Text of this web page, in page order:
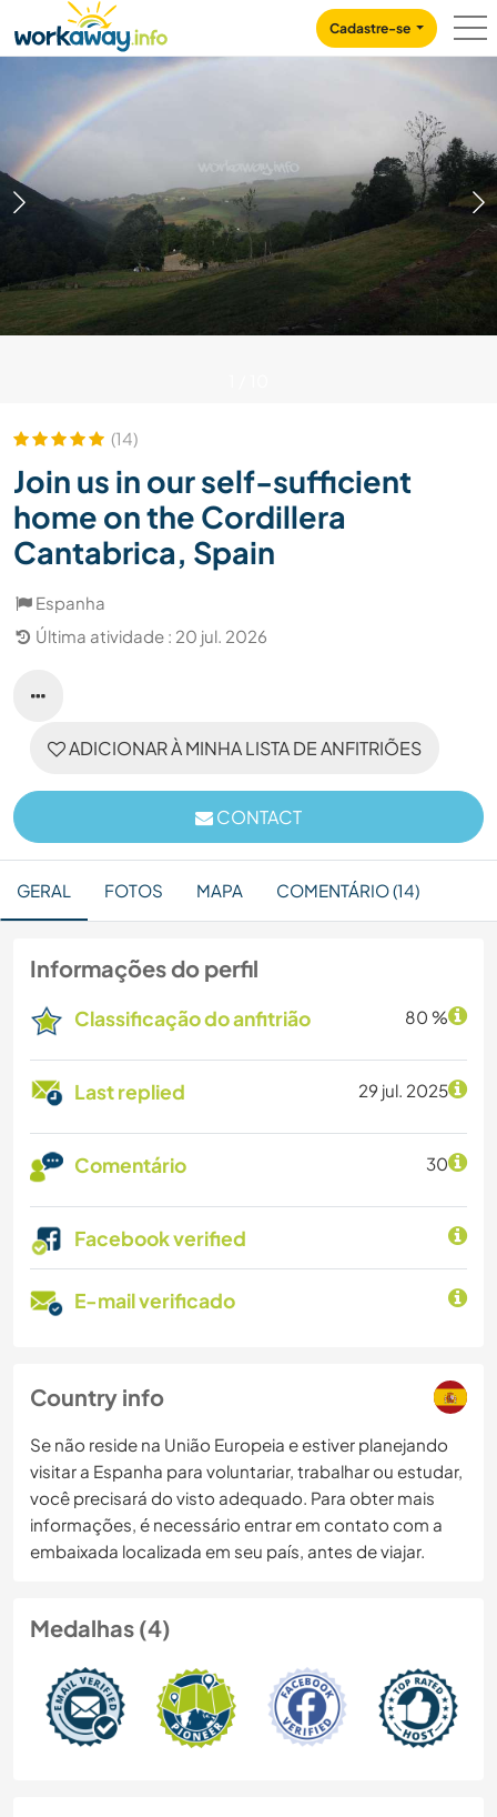
CONTENT
MAIN NAVIGATION
Cadastre-se
(14)
Join us in our self-sufficient
home on the Cordillera
Cantabrica, Spain
Espanha
Última atividade : 20 jul. 2026
ADICIONAR À MINHA LISTA DE ANFITRIÕES
CONTACT
GERAL FOTOS MAPA COMENTÁRIO (14)
Informações do perfil
Classificação do anfitrião 80 %
Last replied 29 jul. 2025
Comentário 30
Facebook verified
E-mail verificado
Country info
Se não reside na União Europeia e estiver planejando
visitar a Espanha para voluntariar, trabalhar ou estudar,
você precisará do visto adequado. Para obter mais
informações, é necessário entrar em contato com a
embaixada localizada em seu país, antes de viajar.
Medalhas (4)